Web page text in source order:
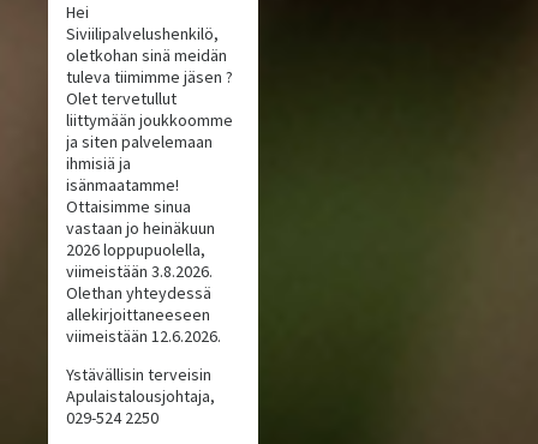
Hei
Siviilipalvelushenkilö,
oletkohan sinä meidän
tuleva tiimimme jäsen ?
Olet tervetullut
liittymään joukkoomme
ja siten palvelemaan
ihmisiä ja
isänmaatamme!
Ottaisimme sinua
vastaan jo heinäkuun
2026 loppupuolella,
viimeistään 3.8.2026.
Olethan yhteydessä
allekirjoittaneeseen
viimeistään 12.6.2026.
Ystävällisin terveisin
Apulaistalousjohtaja,
029-524 2250